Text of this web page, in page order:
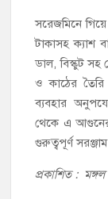
সরেজমিনে
টাকাসহ ক্যাশ
ডাল, বিস্কুট সহ
ও কাঠের
ব্যবহার
থেকে এ আগুনের
গুরুত্বপূর্ণ
প্রকাশিত :